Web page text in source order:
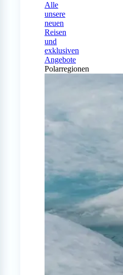
Alle
unsere
neuen
Reisen
und
exklusiven
Angebote
Polarregionen